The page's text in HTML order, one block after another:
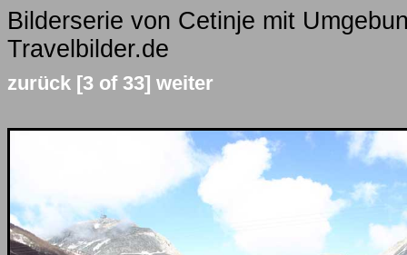
Bilderserie von Cetinje mit
Travelbilder.de
zurück [3 of 33] weiter